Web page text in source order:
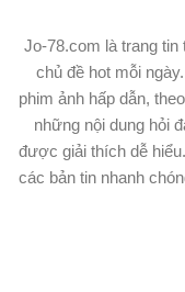
Jo-78.com là trang
chủ đề hot mỗi
phim ảnh hấp dẫn,
những nội dung hỏi
được giải thích dễ
các bản tin nhanh